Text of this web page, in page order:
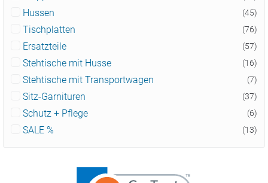
Hussen (45)
Tischplatten (76)
Ersatzteile (57)
Stehtische mit Husse (16)
Stehtische mit Transportwagen (7)
Sitz-Garnituren (37)
Schutz + Pflege (6)
SALE % (13)